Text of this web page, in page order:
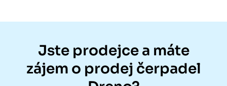
Jste prodejce a máte
zájem o prodej čerpadel